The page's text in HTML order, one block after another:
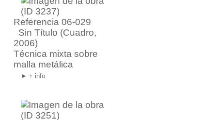
Referencia 06-029
Sin Título (Cuadro,
2006)
Técnica mixta sobre
malla metálica
► + info